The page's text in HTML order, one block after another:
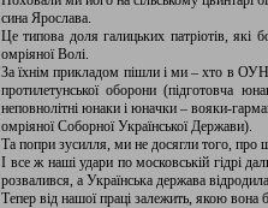
сина Ярослава.
Це типова доля галицьких патріотів, які
омріяної Волі.
За їхнім прикладом пішли і ми – хто в
протилетунської оборони (підготовча
неповнолітні юнаки і юначки – вояки-
омріяної Соборної Української Держави).
Та попри зусилля, ми не досягли того, про
І все ж наші удари по московській гідрі
розвалився, а Українська держава
Тепер від нашої праці залежить, якою вона